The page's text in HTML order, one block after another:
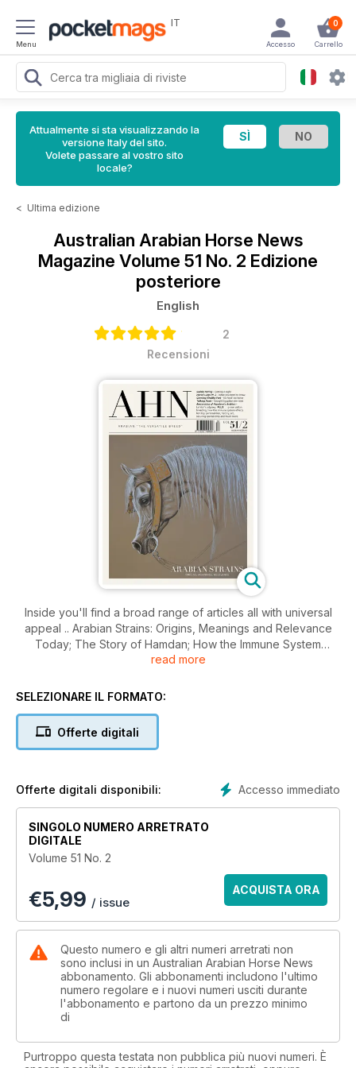
Menu
IT 0
Carrello
Accesso
Attualmente si sta visualizzando la
versione Italy del sito.
Volete passare al vostro sito
locale?
< Ultima edizione
Australian Arabian Horse News
Magazine Volume 51 No. 2 Edizione
posteriore
English
2
Recensioni
Inside you'll find a broad range of articles all with universal
appeal .. Arabian Strains: Origins, Meanings and Relevance
Today; The Story of Hamdan; How the Immune System
Affects Fertility; Straight Egyptian Sire Lines; All about Legs
about going to your first show. Enjoy October's issue of
read more
SELEZIONARE IL FORMATO:
Offerte digitali
Accesso immediato
Offerte digitali disponibili:
SINGOLO NUMERO ARRETRATO
DIGITALE
Volume 51 No. 2
€5,99 / issue
ACQUISTA ORA
Questo numero e gli altri numeri arretrati non
sono inclusi in un Australian Arabian Horse News
abbonamento. Gli abbonamenti includono l'ultimo
numero regolare e i nuovi numeri usciti durante
l'abbonamento e partono da un prezzo minimo
di
Purtroppo questa testata non pubblica più nuovi numeri. È